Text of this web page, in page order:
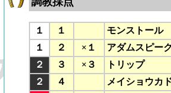
１ １
モンストール
１
２ ×１
アダムスピー
２
３ ×３
トリップ
２
４
メイショウカ